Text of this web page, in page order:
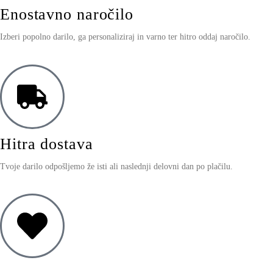
Enostavno naročilo
Izberi popolno darilo, ga personaliziraj in varno ter hitro oddaj naročilo.
Hitra dostava
Tvoje darilo odpošljemo že isti ali naslednji delovni dan po plačilu.